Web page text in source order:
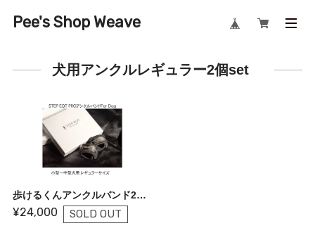
Pee's Shop Weave
犬用アンクルレギュラー2個set
歩けるくんアンクルバンド2個セット
¥24,000 SOLD OUT